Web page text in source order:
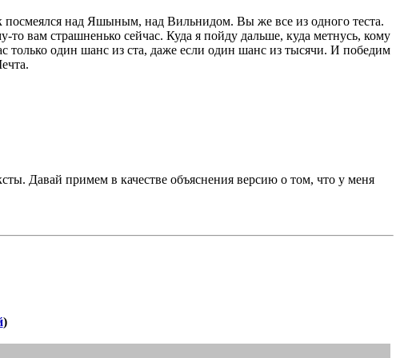
над Яшыным, над Вильнидом. Вы же все из одного теста.
вам страшненько сейчас. Куда я пойду дальше, куда метнусь, кому
только один шанс из ста, даже если один шанс из тысячи. И победим
Давай примем в качестве объяснения версию о том, что у меня
)